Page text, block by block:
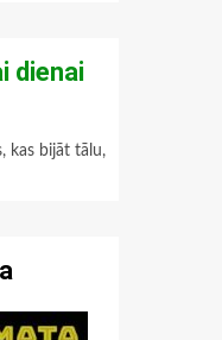
dienai
kas bijāt tālu,